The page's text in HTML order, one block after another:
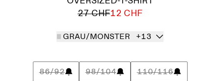
27 CHF12 CHF
GRAU/MONSTER +13
86/92 98/104 110/116